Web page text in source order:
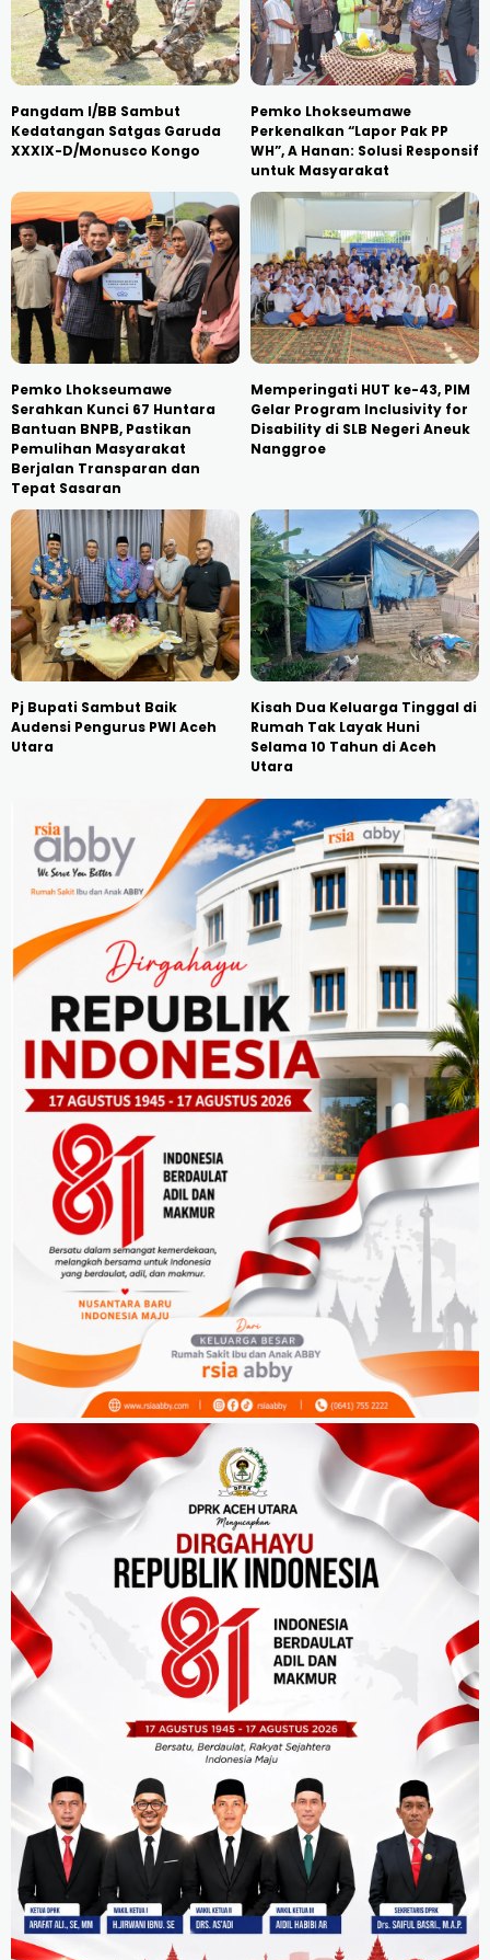
Pangdam I/BB Sambut
Kedatangan Satgas Garuda
XXXIX-D/Monusco Kongo
Pemko Lhokseumawe
Perkenalkan “Lapor Pak PP
WH”, A Hanan: Solusi Responsif
untuk Masyarakat
Pemko Lhokseumawe
Serahkan Kunci 67 Huntara
Bantuan BNPB, Pastikan
Pemulihan Masyarakat
Berjalan Transparan dan
Tepat Sasaran
Memperingati HUT ke-43, PIM
Gelar Program Inclusivity for
Disability di SLB Negeri Aneuk
Nanggroe
Pj Bupati Sambut Baik
Audensi Pengurus PWI Aceh
Utara
Kisah Dua Keluarga Tinggal di
Rumah Tak Layak Huni
Selama 10 Tahun di Aceh
Utara